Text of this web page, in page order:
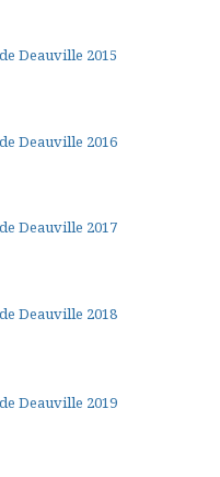
Deauville 2015
Deauville 2016
Deauville 2017
Deauville 2018
Deauville 2019